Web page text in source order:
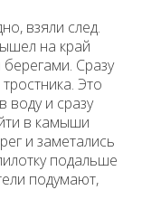
взяли след.
на край
Сразу
Это
воду и сразу
в камыши
и заметались
подальше
подумают,